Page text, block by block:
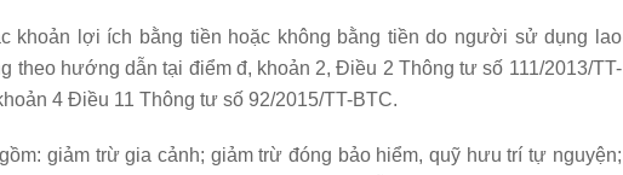
khoản lợi ích bằng tiền hoặc không bằng tiền do người sử dụng lao
theo hướng dẫn tại điểm đ, khoản 2, Điều 2 Thông tư số 111/2013/TT-
4 Điều 11 Thông tư số 92/2015/TT-BTC.
giảm trừ gia cảnh; giảm trừ đóng bảo hiểm, quỹ hưu trí tự nguyện;